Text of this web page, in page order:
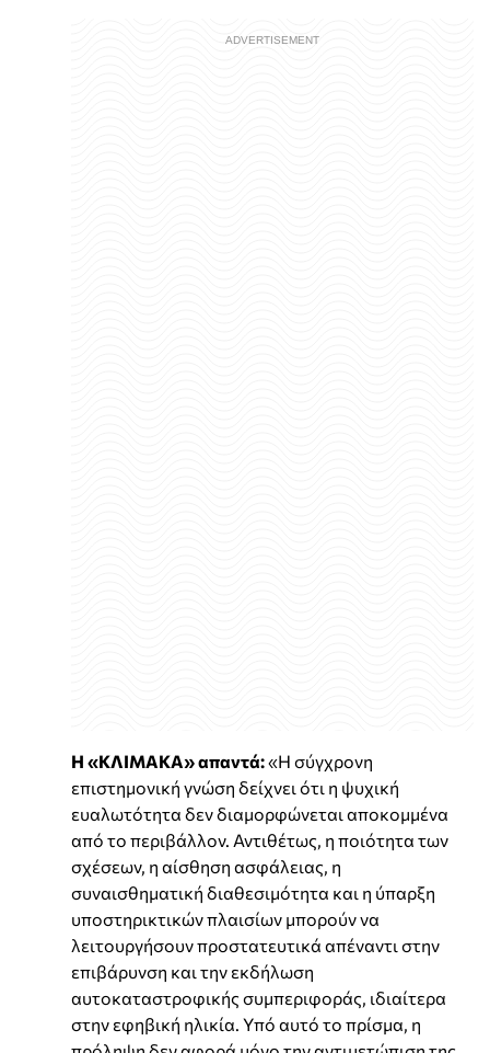
Η «ΚΛΙΜΑΚΑ» απαντά:«Η σύγχρονη
επιστημονική γνώση δείχνει ότι η ψυχική
ευαλωτότητα δεν διαμορφώνεται αποκομμένα
από το περιβάλλον. Αντιθέτως, η ποιότητα των
σχέσεων, η αίσθηση ασφάλειας, η
συναισθηματική διαθεσιμότητα και η ύπαρξη
υποστηρικτικών πλαισίων μπορούν να
λειτουργήσουν προστατευτικά απέναντι στην
επιβάρυνση και την εκδήλωση
αυτοκαταστροφικής συμπεριφοράς, ιδιαίτερα
στην εφηβική ηλικία. Υπό αυτό το πρίσμα, η